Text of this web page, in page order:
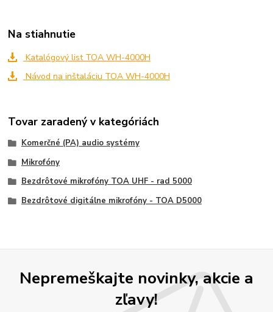
Na stiahnutie
Katalógový list TOA WH-4000H
Návod na inštaláciu TOA WH-4000H
Tovar zaradený v kategóriách
Komerčné (PA) audio systémy
Mikrofóny
Bezdrôtové mikrofóny TOA UHF - rad 5000
Bezdrôtové digitálne mikrofóny - TOA D5000
Nepremeškajte novinky, akcie a
zľavy!